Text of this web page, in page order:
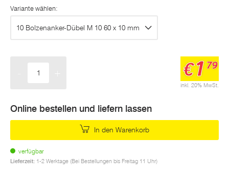
Variante wählen:
10 Bolzenanker-Dübel M 10 60 x 10 mm
inkl. 20% MwSt.
€1 79
Online bestellen und liefern lassen
In den Warenkorb
verfügbar
Lieferzeit: 1-2 Werktage (Bei Bestellungen bis Freitag 11 Uhr)